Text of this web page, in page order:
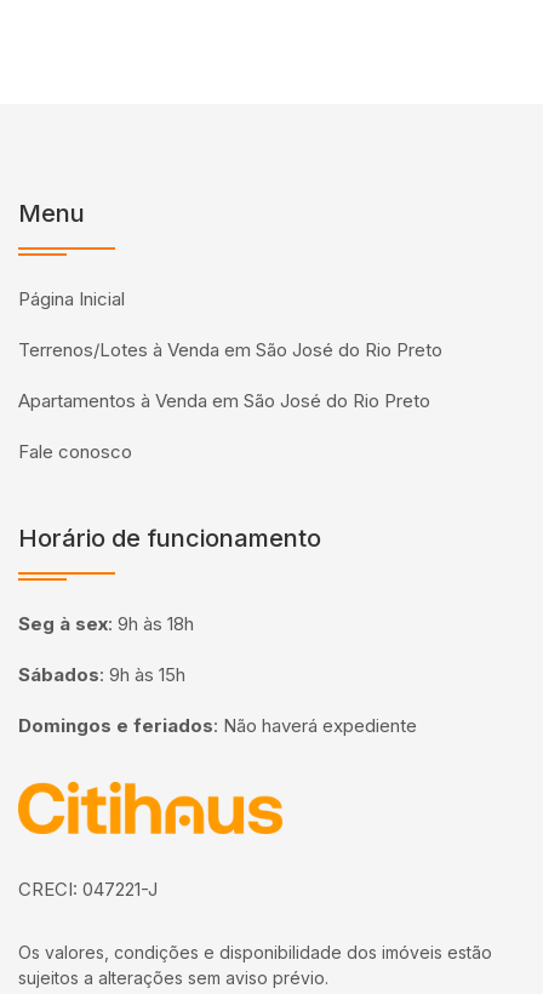
Menu
Página Inicial
Terrenos/Lotes à Venda em São José do Rio Preto
Apartamentos à Venda em São José do Rio Preto
Fale conosco
Horário de funcionamento
Seg à sex: 9h às 18h
Sábados: 9h às 15h
Domingos e feriados: Não haverá expediente
Página inicial
CRECI: 047221-J
Os valores, condições e disponibilidade dos imóveis estão
sujeitos a alterações sem aviso prévio.